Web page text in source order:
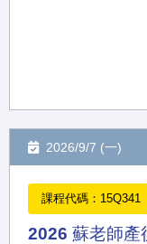
2026/9/7 (一)
課程代碼：15Q341
2026 蘇老師產